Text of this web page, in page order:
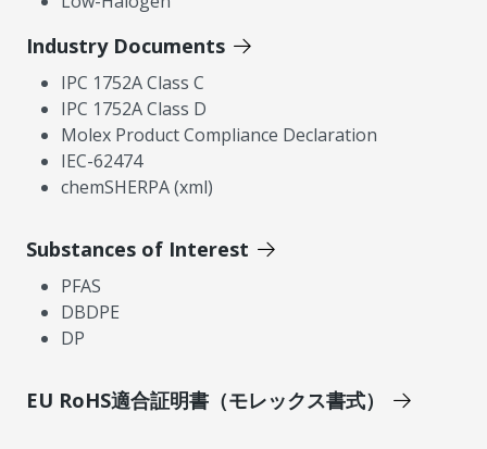
Industry Documents
IPC 1752A Class C
IPC 1752A Class D
Molex Product Compliance Declaration
IEC-62474
chemSHERPA (xml)
Substances of Interest
PFAS
DBDPE
DP
EU RoHS適合証明書（モレックス書式）